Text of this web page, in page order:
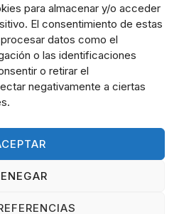
para almacenar y/o acceder
El consentimiento de estas
datos como el
o las identificaciones
o retirar el
negativamente a ciertas
28020, Madrid
IMSED por Empower Talent